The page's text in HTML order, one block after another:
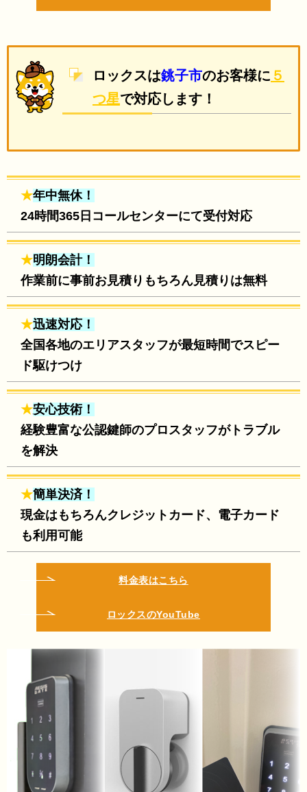
ロックスは銚子市のお客様に ５
つ星で対応します！
★年中無休！
24時間365日コールセンターにて受付対応
★明朗会計！
作業前に事前お見積りもちろん見積りは無料
★迅速対応！
全国各地のエリアスタッフが最短時間でスピー
ド駆けつけ
★安心技術！
経験豊富な公認鍵師のプロスタッフがトラブル
を解決
★簡単決済！
現金はもちろんクレジットカード、電子カード
も利用可能
料金表はこちら
ロックスのYouTube